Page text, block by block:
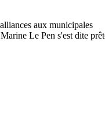
Le Pen s'est dite